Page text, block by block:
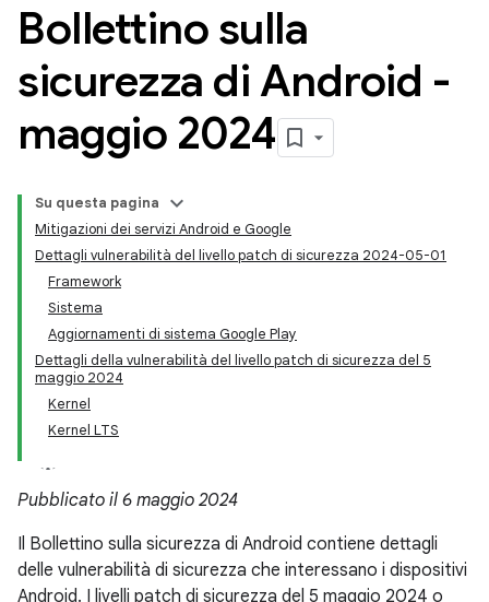
Bollettino sulla
sicurezza di Android -
maggio 2024
Su questa pagina
Mitigazioni dei servizi Android e Google
Dettagli vulnerabilità del livello patch di sicurezza 2024-05-01
Framework
Sistema
Aggiornamenti di sistema Google Play
Dettagli della vulnerabilità del livello patch di sicurezza del 5
maggio 2024
Kernel
Kernel LTS
Pubblicato il 6 maggio 2024
Il Bollettino sulla sicurezza di Android contiene dettagli
delle vulnerabilità di sicurezza che interessano i dispositivi
Android. I livelli patch di sicurezza del 5 maggio 2024 o